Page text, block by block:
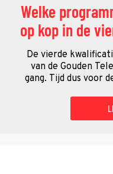
Welke
op kop in de
De vierde
van de Gouden
gang. Tijd dus voor